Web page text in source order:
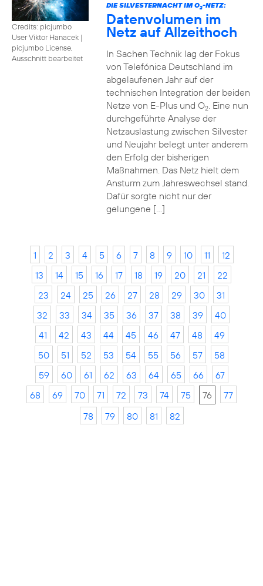
Credits: picjumbo
User Viktor Hanacek |
picjumbo License,
Ausschnitt bearbeitet
DIE SILVESTERNACHT IM O2-NETZ:
Datenvolumen im
Netz auf Allzeithoch
In Sachen Technik lag der Fokus
von Telefónica Deutschland im
abgelaufenen Jahr auf der
technischen Integration der beiden
Netze von E-Plus und O2. Eine nun
durchgeführte Analyse der
Netzauslastung zwischen Silvester
und Neujahr belegt unter anderem
den Erfolg der bisherigen
Maßnahmen. Das Netz hielt dem
Ansturm zum Jahreswechsel stand.
Dafür sorgte nicht nur der
gelungene […]
1 2 3 4 5 6 7 8 9 10 11
12
13
14 15 16 17 18 19 20 21
22
23
24 25 26 27 28 29 30
31
32
33 34 35 36 37 38 39
40
41
42 43 44 45 46 47 48
49
50
51 52 53 54 55 56 57
58
59
60 61 62 63 64 65 66
67
68
69 70 71 72 73 74 75 76
77
78
79 80 81 82